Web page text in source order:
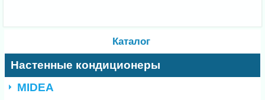
Каталог
Настенные кондиционеры
MIDEA